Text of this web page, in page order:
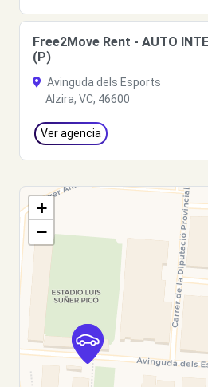
Free2Move Rent - AUTO
(P)
Avinguda dels Esports
Alzira, VC, 46600
Ver agencia
+
−